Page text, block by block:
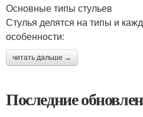
Основные типы стульев
Стулья делятся на типы и
особенности:
читать дальше →
Последние